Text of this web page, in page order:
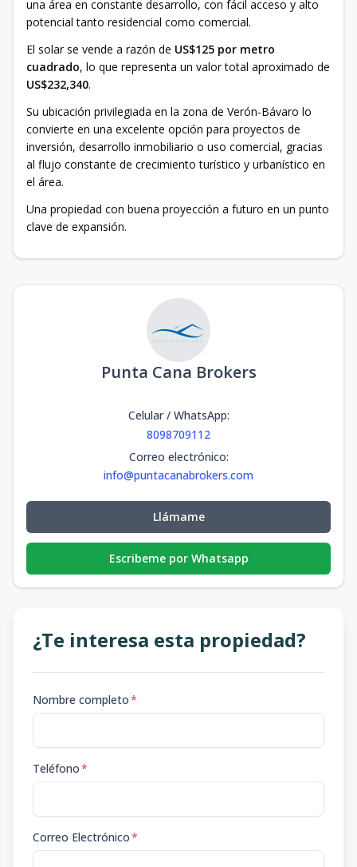
una área en constante desarrollo, con fácil acceso y alto
potencial tanto residencial como comercial.
El solar se vende a razón de US$125 por metro
cuadrado, lo que representa un valor total aproximado de
US$232,340.
Su ubicación privilegiada en la zona de Verón-Bávaro lo
convierte en una excelente opción para proyectos de
inversión, desarrollo inmobiliario o uso comercial, gracias
al flujo constante de crecimiento turístico y urbanístico en
el área.
Una propiedad con buena proyección a futuro en un punto
clave de expansión.
Punta Cana Brokers
Celular / WhatsApp:
8098709112
Correo electrónico:
info@puntacanabrokers.com
Llámame
Escribeme por Whatsapp
¿Te interesa esta propiedad?
Nombre completo*
Teléfono*
Correo Electrónico*